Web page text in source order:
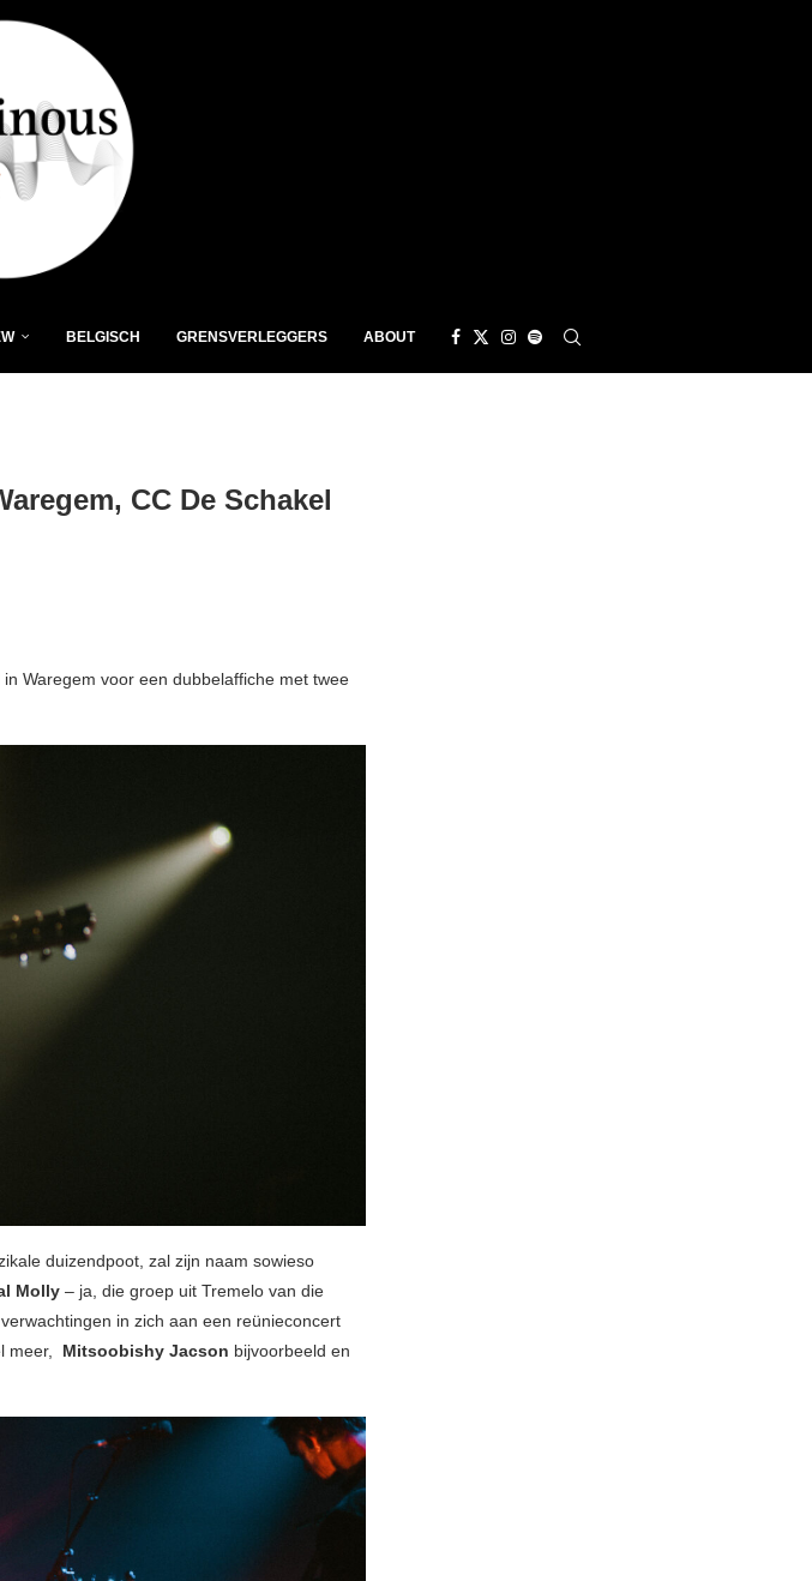
BELGISCH GRENSVERLEGGERS ABOUT
CC De Schakel
Waregem voor een dubbelaffiche met twee
duizendpoot, zal zijn naam sowieso
Molly – ja, die groep uit Tremelo van die
in zich aan een reünieconcert
meer, Mitsoobishy Jacson bijvoorbeeld en